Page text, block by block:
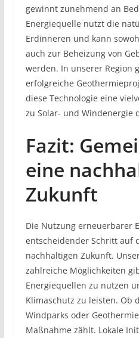
gewinnt zunehmend an
Energiequelle nutzt die
Erdinneren und kann
auch zur Beheizung von
werden. In unserer Region
erfolgreiche
diese Technologie eine
zu Solar- und Windenergie
Fazit:
eine
Zukunft
Die Nutzung erneuerbarer
entscheidender Schritt auf
nachhaltigen Zukunft.
zahlreiche Möglichkeiten
Energiequellen zu nutzen
Klimaschutz zu leisten. Ob
Windparks oder
Maßnahme zählt. Lokale